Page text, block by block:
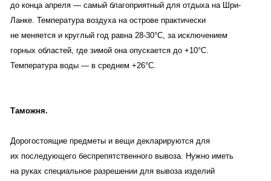
до конца апреля — самый благоприятный для отдыха на Шри-
Ланке. Температура воздуха на острове практически
не меняется и круглый год равна 28-30°C, за исключением
горных областей, где зимой она опускается до +10°C.
Температура воды — в среднем +26°C.
Таможня.
Дорогостоящие предметы и вещи декларируются для
их последующего беспрепятственного вывоза. Нужно иметь
на руках специальное разрешении для вывоза изделий